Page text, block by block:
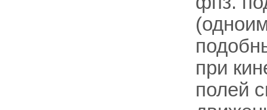
при
полей